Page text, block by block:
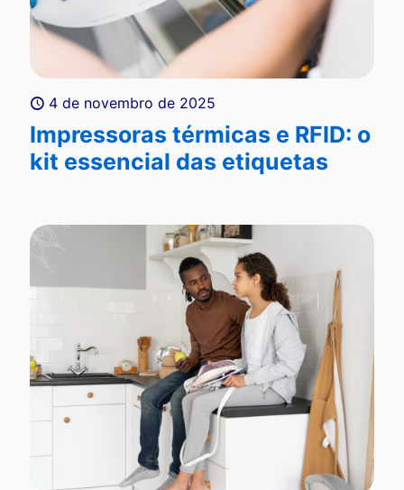
4 de novembro de 2025
Impressoras térmicas e RFID: o
kit essencial das etiquetas